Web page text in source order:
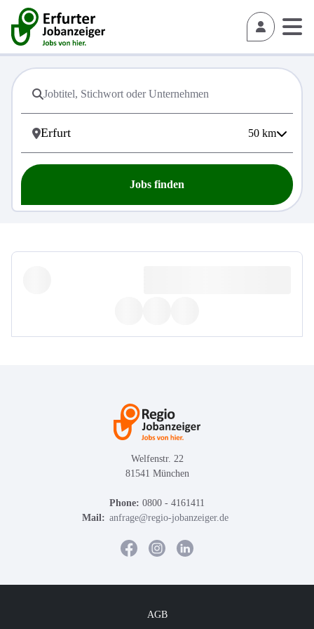
50 km
Jobs finden
Welfenstr. 22
81541 München
Phone: 0800 - 4161411
Mail: anfrage@regio-jobanzeiger.de
AGB